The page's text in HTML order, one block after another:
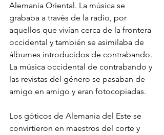
Alemania Oriental. La música se
grababa a través de la radio, por
aquellos que vivían cerca de la frontera
occidental y también se asimilaba de
álbumes introducidos de contrabando.
La música occidental de contrabando y
las revistas del género se pasaban de
amigo en amigo y eran fotocopiadas.
Los góticos de Alemania del Este se
convirtieron en maestros del corte y